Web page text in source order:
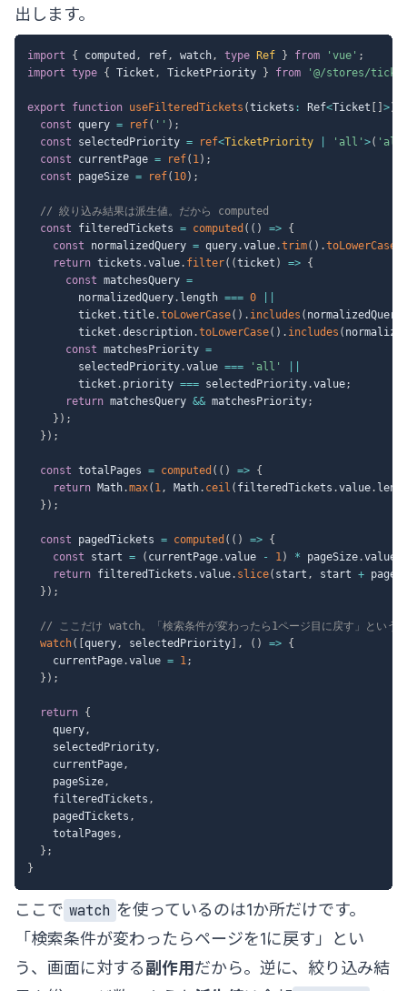
出します。
import { computed , ref, watch, type Ref } from 'vue' ;
import type { Ticket , TicketPriority } from '@/stores/
export function useFilteredTickets (tickets : Ref<Ticket >)
const query = ref( '' ) ;
const selectedPriority = ref<TicketPriority 'all' >(
const currentPage = ref( 1) ;
const pageSize = ref( 10) ;
// 絞り込み結果は派生値。だから computed
const filteredTickets = computed ( ( ) => {
const normalizedQuery = query.value.trim( ) .toLowerCase
return tickets .value. filter( (ticket ) => {
const matchesQuery =
        normalizedQuery
. length === 0
        ticket
.title.toLowerCase( ) . includes ( normalizedQuery
        ticket
.description.toLowerCase( ) . includes (
const matchesPriority =
        selectedPriority
.value === 'all'
        ticket
. priority === selectedPriority.value;
return matchesQuery && matchesPriority;
} ) ;
} ) ;
const totalPages = computed ( ( ) => {
return Math.max( 1, Math. ceil ( filteredTickets .value.
} ) ;
const pagedTickets = computed ( ( ) => {
const start = ( currentPage.value - 1) * pageSize.value
return filteredTickets .value. slice( start , start +
} ) ;
// ここだけ watch。「検索条件が変わったら1ページ目に戻す」という
watch( query, selectedPriority , ( ) => {
    currentPage
.value = 1;
} ) ;
return {
    query
,
    selectedPriority
,
    currentPage
,
    pageSize
,
    filteredTickets
,
    pagedTickets
,
    totalPages
,
} ;
}
ここで watch を使っているのは1か所だけです。
「検索条件が変わったらページを1に戻す」とい
う、画面に対する副作用だから。逆に、絞り込み結